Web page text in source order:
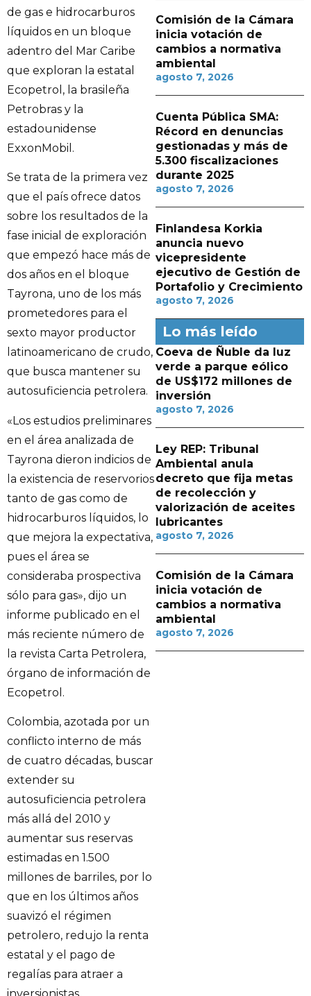
de gas e hidrocarburos
líquidos en un bloque
adentro del Mar Caribe
que exploran la estatal
Ecopetrol, la brasileña
Petrobras y la
estadounidense
ExxonMobil.
Se trata de la primera vez
que el país ofrece datos
sobre los resultados de la
fase inicial de exploración
que empezó hace más de
dos años en el bloque
Tayrona, uno de los más
prometedores para el
sexto mayor productor
latinoamericano de crudo,
que busca mantener su
autosuficiencia petrolera.
«Los estudios preliminares
en el área analizada de
Tayrona dieron indicios de
la existencia de reservorios
tanto de gas como de
hidrocarburos líquidos, lo
que mejora la expectativa,
pues el área se
consideraba prospectiva
sólo para gas», dijo un
informe publicado en el
más reciente número de
la revista Carta Petrolera,
órgano de información de
Ecopetrol.
Colombia, azotada por un
conflicto interno de más
de cuatro décadas, buscar
extender su
autosuficiencia petrolera
más allá del 2010 y
aumentar sus reservas
estimadas en 1.500
millones de barriles, por lo
que en los últimos años
suavizó el régimen
petrolero, redujo la renta
estatal y el pago de
regalías para atraer a
Comisión de la Cámara
inicia votación de
cambios a normativa
ambiental
agosto 7, 2026
Cuenta Pública SMA:
Récord en denuncias
gestionadas y más de
5.300 fiscalizaciones
durante 2025
agosto 7, 2026
Finlandesa Korkia
anuncia nuevo
vicepresidente
ejecutivo de Gestión de
Portafolio y Crecimiento
agosto 7, 2026
Lo más leído
Coeva de Ñuble da luz
verde a parque eólico
de US$172 millones de
inversión
agosto 7, 2026
Ley REP: Tribunal
Ambiental anula
decreto que fija metas
de recolección y
valorización de aceites
lubricantes
agosto 7, 2026
Comisión de la Cámara
inicia votación de
cambios a normativa
ambiental
agosto 7, 2026